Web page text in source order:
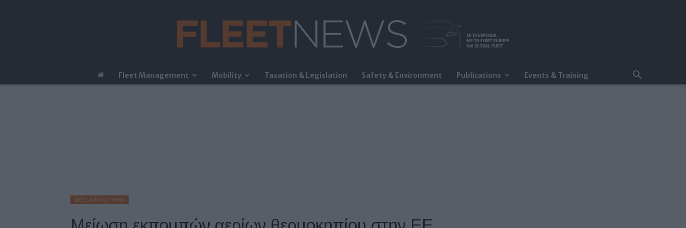
FleetNews
Fleet Management Mobility Taxation & Legislation Safety & Environment Publications Events & Training
Safety & Environment